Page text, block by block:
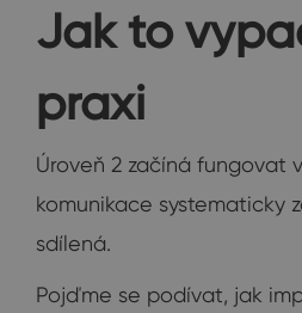
Jak to
praxi
Úroveň 2 začíná fungovat
komunikace systematicky
sdílená.
Pojďme se podívat, jak